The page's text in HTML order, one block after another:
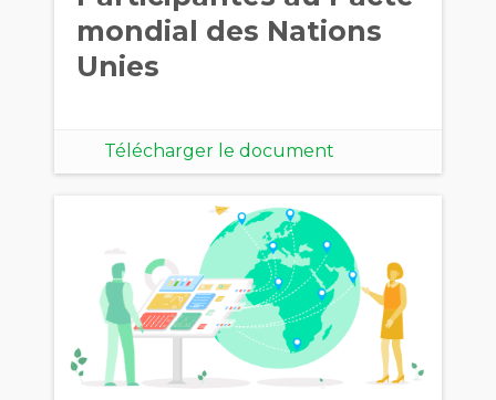
mondial des Nations
Unies
Télécharger le document